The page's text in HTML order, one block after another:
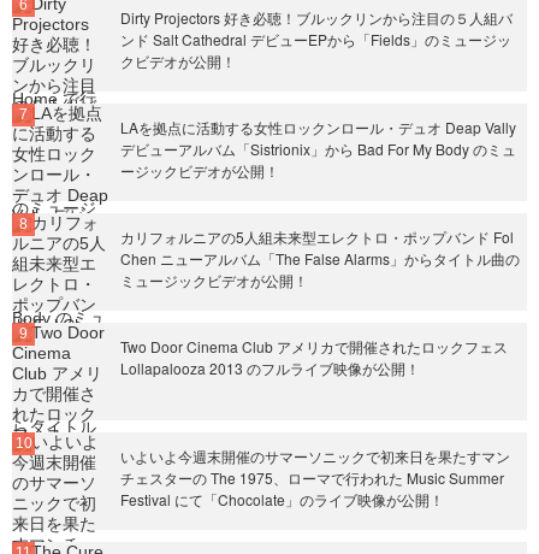
Dirty Projectors 好き必聴！ブルックリンから注目の５人組バ
ンド Salt Cathedral デビューEPから「Fields」のミュージッ
クビデオが公開！
LAを拠点に活動する女性ロックンロール・デュオ Deap Vally
デビューアルバム「Sistrionix」から Bad For My Body のミュ
ージックビデオが公開！
カリフォルニアの5人組未来型エレクトロ・ポップバンド Fol
Chen ニューアルバム「The False Alarms」からタイトル曲の
ミュージックビデオが公開！
Two Door Cinema Club アメリカで開催されたロックフェス
Lollapalooza 2013 のフルライブ映像が公開！
いよいよ今週末開催のサマーソニックで初来日を果たすマン
チェスターの The 1975、ローマで行われた Music Summer
Festival にて「Chocolate」のライブ映像が公開！